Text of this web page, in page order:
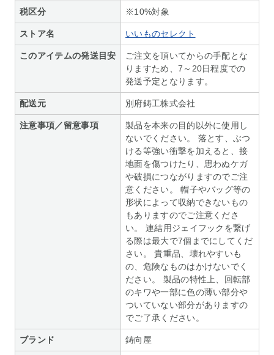
税区分 ※10%対象
ストア名 いいものセレクト
このアイテムの発送目安
ご注文を頂いてからの手配とな
りますため、7～20日程度での
発送予定となります。
配送元 別府鋳工株式会社
注意事項／留意事項
製品を本来の目的以外に使用し
ないでください。 落とす、ぶつ
ける等強い衝撃を加えると、接
地面を傷つけたり、思わぬケガ
や破損につながりますのでご注
意ください。 帽子やバッグ等の
形状によって収納できないもの
もありますのでご注意くださ
い。 連結用ジェイフックを繋げ
る際は最大で7個までにしてくだ
さい。 貴重品、壊れやすいも
の、危険なものはかけないでく
ださい。 製品の特性上、回転部
のキワや一部に色の薄い部分や
ついていない部分がありますの
でご了承ください。
ブランド 鋳向屋